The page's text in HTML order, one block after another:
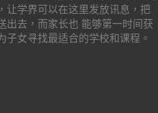
让学界可以在这里发放讯息，把
出去，而家长也 能够第一时间获
女寻找最适合的学校和课程。